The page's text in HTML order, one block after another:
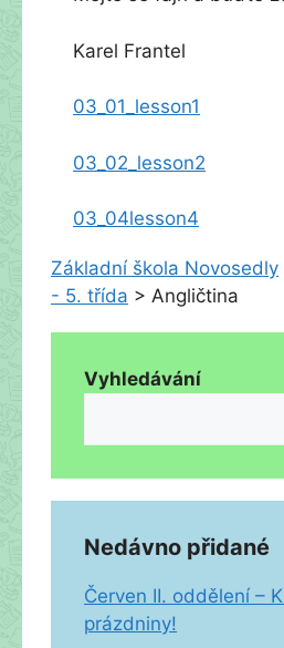
Karel Frantel
03_01_lesson1
03_02_lesson2
03_04lesson4
Základní škola Novosedly
- 5. třída > Angličtina
Vyhledávání
Nedávno přidané
Červen II. oddělení –
prázdniny!